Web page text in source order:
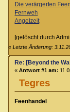
Die verärgerten Feen
Fernweh
Angelzeit
[gelöscht durch
«Letzte Änderung:
Tegres
Re: [Beyond the
« Antwort #1 am:
Feenhandel